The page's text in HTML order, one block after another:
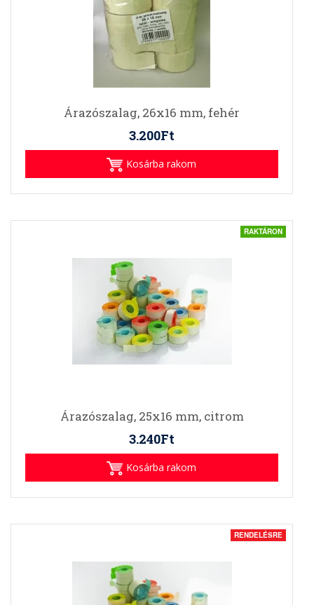
Árazószalag, 26x16 mm, fehér
3.200Ft
Kosárba rakom
RAKTÁRON
Árazószalag, 25x16 mm, citrom
3.240Ft
Kosárba rakom
RENDELÉSRE